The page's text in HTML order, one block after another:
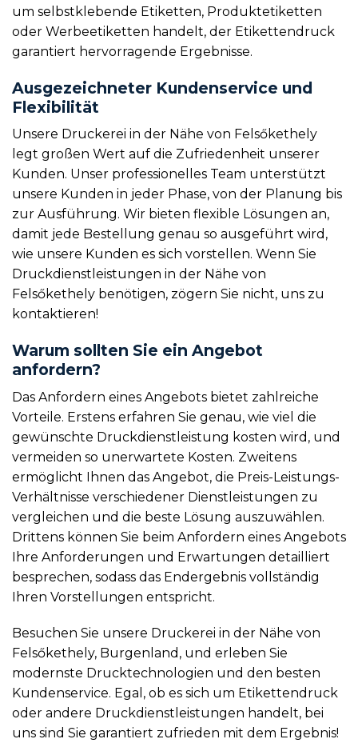
um selbstklebende Etiketten, Produktetiketten
oder Werbeetiketten handelt, der Etikettendruck
garantiert hervorragende Ergebnisse.
Ausgezeichneter Kundenservice und
Flexibilität
Unsere Druckerei in der Nähe von Felsőkethely
legt großen Wert auf die Zufriedenheit unserer
Kunden. Unser professionelles Team unterstützt
unsere Kunden in jeder Phase, von der Planung bis
zur Ausführung. Wir bieten flexible Lösungen an,
damit jede Bestellung genau so ausgeführt wird,
wie unsere Kunden es sich vorstellen. Wenn Sie
Druckdienstleistungen in der Nähe von
Felsőkethely benötigen, zögern Sie nicht, uns zu
kontaktieren!
Warum sollten Sie ein Angebot
anfordern?
Das Anfordern eines Angebots bietet zahlreiche
Vorteile. Erstens erfahren Sie genau, wie viel die
gewünschte Druckdienstleistung kosten wird, und
vermeiden so unerwartete Kosten. Zweitens
ermöglicht Ihnen das Angebot, die Preis-Leistungs-
Verhältnisse verschiedener Dienstleistungen zu
vergleichen und die beste Lösung auszuwählen.
Drittens können Sie beim Anfordern eines Angebots
Ihre Anforderungen und Erwartungen detailliert
besprechen, sodass das Endergebnis vollständig
Ihren Vorstellungen entspricht.
Besuchen Sie unsere Druckerei in der Nähe von
Felsőkethely, Burgenland, und erleben Sie
modernste Drucktechnologien und den besten
Kundenservice. Egal, ob es sich um Etikettendruck
oder andere Druckdienstleistungen handelt, bei
uns sind Sie garantiert zufrieden mit dem Ergebnis!